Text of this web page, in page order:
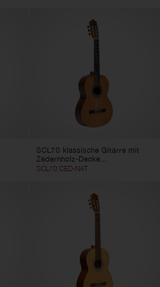
SCL70 klassische Gitarre mit
Zedernholz-Decke...
SCL70 CED-NAT